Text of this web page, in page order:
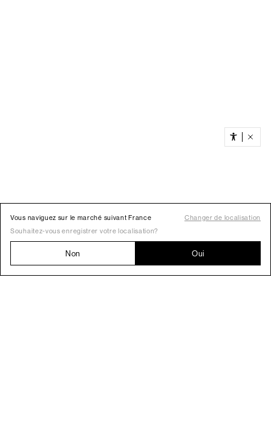
Vous naviguez sur le marché suivant France
Changer de localisation
Souhaitez-vous enregistrer votre localisation?
Non Oui